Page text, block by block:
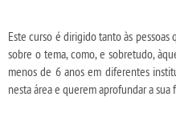
Este curso é dirigido tanto às
sobre o tema, como, e sobretudo,
menos de 6 anos em diferentes
nesta área e querem aprofundar a sua